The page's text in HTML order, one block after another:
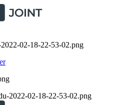
02-18-22-53-02.png